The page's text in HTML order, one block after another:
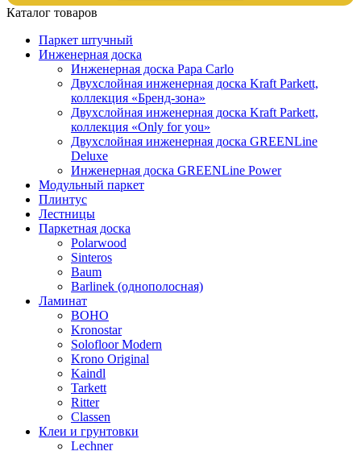
Каталог товаров
Паркет штучный
Инженерная доска
Инженерная доска Papa Carlo
Двухслойная инженерная доска Kraft Parkett,
коллекция «Бренд-зона»
Двухслойная инженерная доска Kraft Parkett,
коллекция «Only for you»
Двухслойная инженерная доска GREENLine
Deluxe
Инженерная доска GREENLine Power
Модульный паркет
Плинтус
Лестницы
Паркетная доска
Polarwood
Sinteros
Baum
Barlinek (однополосная)
Ламинат
BOHO
Kronostar
Solofloor Modern
Krono Original
Kaindl
Tarkett
Ritter
Classen
Клеи и грунтовки
Lechner